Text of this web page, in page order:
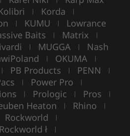
| Korda |
| KUMU | Lowrance
Baits | Matrix |
| MUGGA | Nash
| OKUMA |
| PB Products | PENN |
| Power Pro |
| Prologic | Pros |
Heaton | Rhino |
Rockworld |
Rockworld ł |